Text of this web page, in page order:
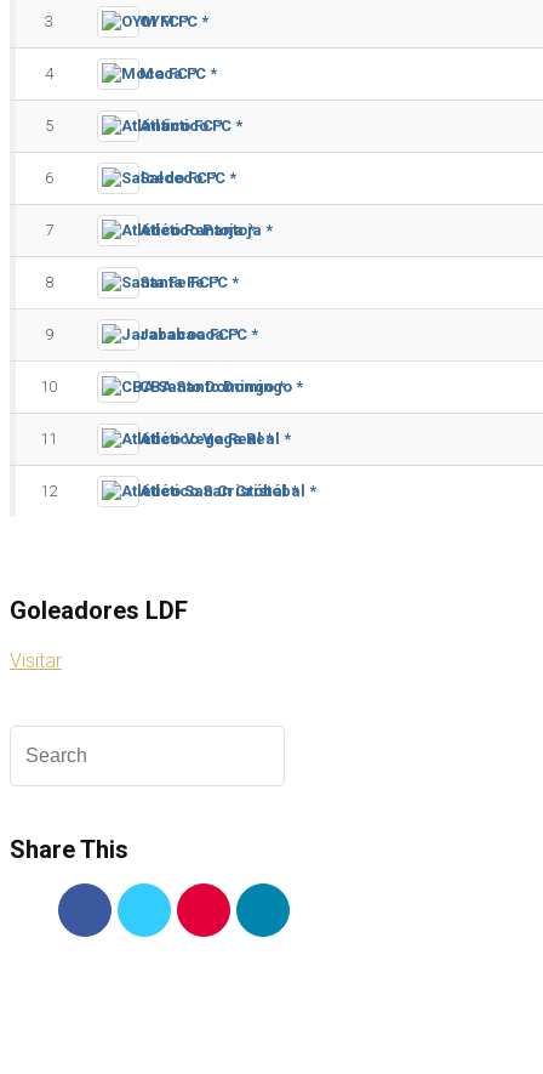
3 OYM FC *
4 Moca FC *
5 Atlántico FC *
6 Salcedo FC *
7 Atlético Pantoja *
8 Santa Fe FC *
9 Jarabacoa FC *
10 CBA Santo Domingo *
11 Atlético Vega Real *
12 Atlético San Cristóbal *
Goleadores LDF
Visitar
Share This